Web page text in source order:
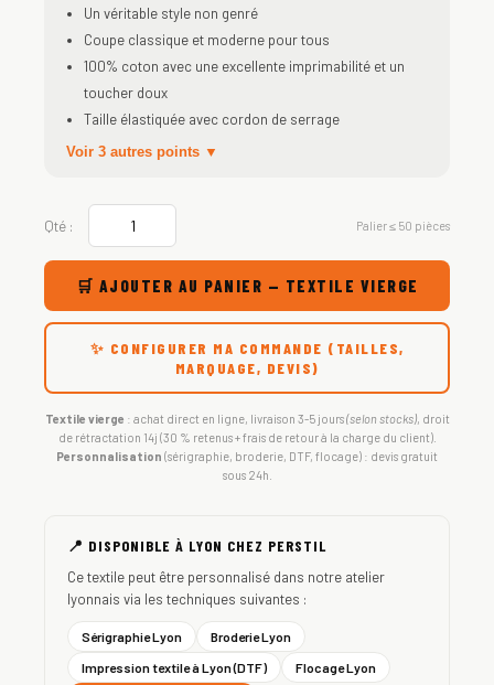
Un véritable style non genré
Coupe classique et moderne pour tous
100% coton avec une excellente imprimabilité et un
toucher doux
Taille élastiquée avec cordon de serrage
Voir 3 autres points ▼
Qté : Palier ≤ 50 pièces
🛒 AJOUTER AU PANIER — TEXTILE VIERGE
✨ CONFIGURER MA COMMANDE (TAILLES,
MARQUAGE, DEVIS)
Textile vierge : achat direct en ligne, livraison 3-5 jours(selon stocks), droit
de rétractation 14j (30 % retenus + frais de retour à la charge du client).
Personnalisation (sérigraphie, broderie, DTF, flocage) : devis gratuit
sous 24h.
📍 DISPONIBLE À LYON CHEZ PERSTIL
Ce textile peut être personnalisé dans notre atelier
lyonnais via les techniques suivantes :
Sérigraphie Lyon
Broderie Lyon
Impression textile à Lyon (DTF)
Flocage Lyon